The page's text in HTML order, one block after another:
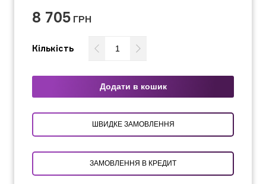
8 705 ГРН
Кількість
Додати в кошик
ШВИДКЕ ЗАМОВЛЕННЯ
ЗАМОВЛЕННЯ В КРЕДИТ